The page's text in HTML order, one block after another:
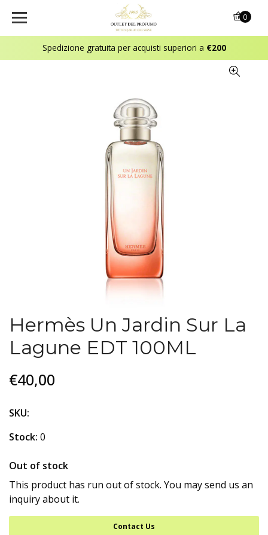
Spedizione gratuita per acquisti superiori a €200
0
Hermès Un Jardin Sur La
Lagune EDT 100ML
€40,00
SKU:
Stock: 0
Out of stock
This product has run out of stock. You may send us an
inquiry about it.
Contact Us